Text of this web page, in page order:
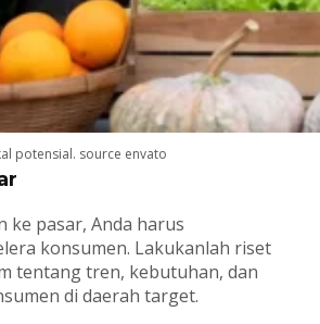
potensial. source envato
ke pasar, Anda harus
konsumen. Lakukanlah riset
tentang tren, kebutuhan, dan
di daerah target.